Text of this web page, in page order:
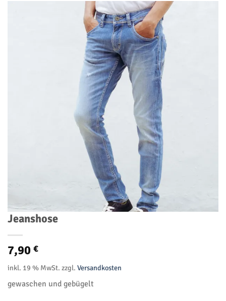
Jeanshose
7,90 €
inkl. 19 % MwSt. zzgl. Versandkosten
gewaschen und gebügelt